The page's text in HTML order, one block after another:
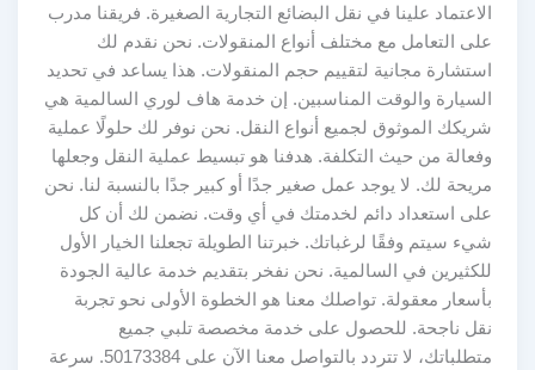
الاعتماد علينا في نقل البضائع التجارية الصغيرة. فريقنا مدرب
على التعامل مع مختلف أنواع المنقولات. نحن نقدم لك
استشارة مجانية لتقييم حجم المنقولات. هذا يساعد في تحديد
السيارة والوقت المناسبين. إن خدمة هاف لوري السالمية هي
شريكك الموثوق لجميع أنواع النقل. نحن نوفر لك حلولًا عملية
وفعالة من حيث التكلفة. هدفنا هو تبسيط عملية النقل وجعلها
مريحة لك. لا يوجد عمل صغير جدًا أو كبير جدًا بالنسبة لنا. نحن
على استعداد دائم لخدمتك في أي وقت. نضمن لك أن كل
شيء سيتم وفقًا لرغباتك. خبرتنا الطويلة تجعلنا الخيار الأول
للكثيرين في السالمية. نحن نفخر بتقديم خدمة عالية الجودة
بأسعار معقولة. تواصلك معنا هو الخطوة الأولى نحو تجربة
نقل ناجحة. للحصول على خدمة مخصصة تلبي جميع
متطلباتك، لا تتردد بالتواصل معنا الآن على 50173384. سرعة